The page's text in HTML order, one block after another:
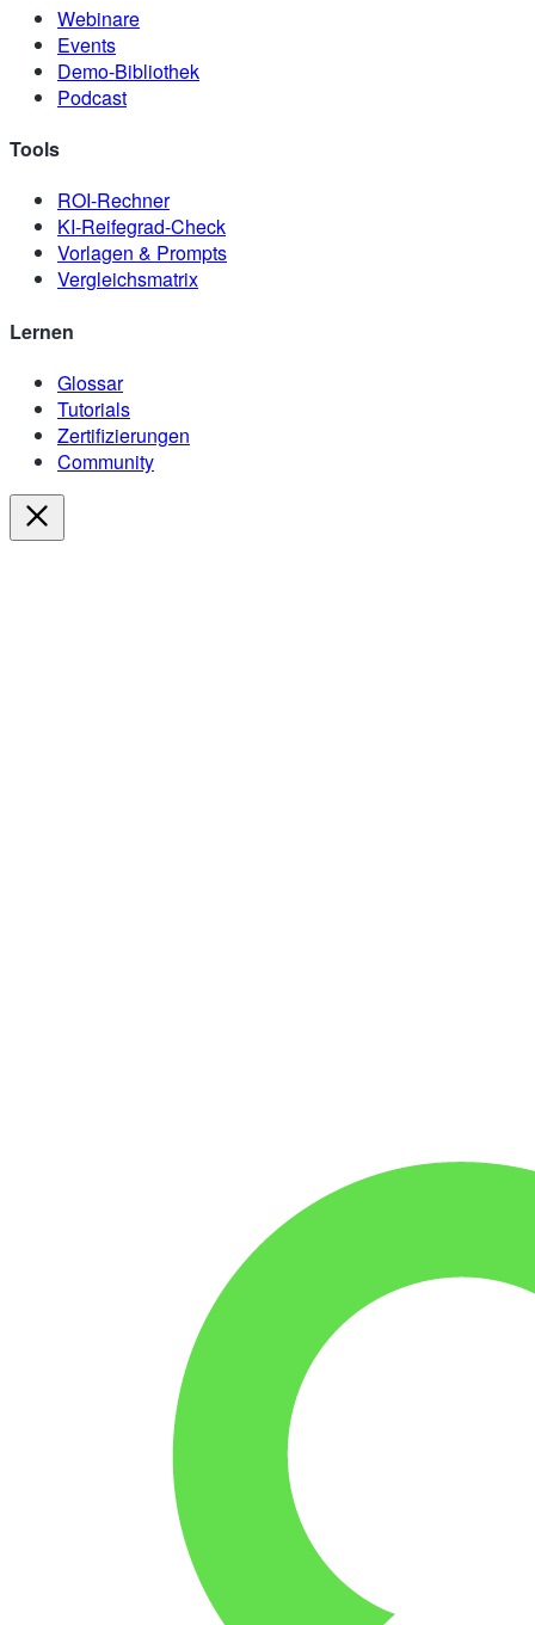
Webinare
Events
Demo-Bibliothek
Podcast
Tools
ROI-Rechner
KI-Reifegrad-Check
Vorlagen & Prompts
Vergleichsmatrix
Lernen
Glossar
Tutorials
Zertifizierungen
Community